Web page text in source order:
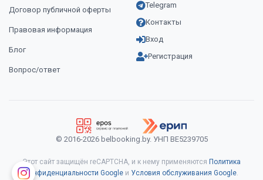
Договор публичной оферты
Правовая информация
Блог
Вопрос/ответ
Telegram
Контакты
Вход
Регистрация
© 2016-2026 belbooking.by. УНП ВЕ5239705
Этот сайт защищён reCAPTCHA, и к нему применяются Политика
конфиденциальности Googleи Условия обслуживания Google.